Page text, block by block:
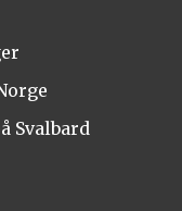
Svalbard